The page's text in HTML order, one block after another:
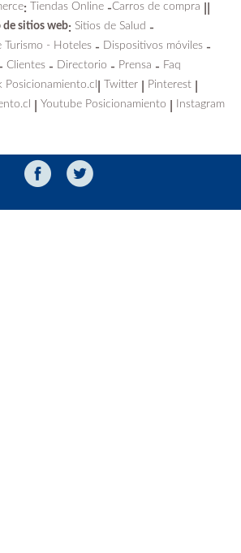
: Tiendas Online-Carros de compra
de sitios web: Sitios de Salud -
Turismo - Hoteles - Dispositivos móviles -
Clientes- Directorio - Prensa - Faq
Posicionamiento.cl Twitter Pinterest
Youtube Posicionamiento Instagram